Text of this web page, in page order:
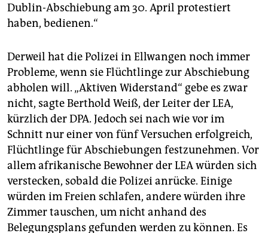
Dublin-Abschiebung am 30. April protestiert
haben, bedienen.“
Derweil hat die Polizei in Ellwangen noch immer
Probleme, wenn sie Flüchtlinge zur Abschiebung
abholen will. „Aktiven Widerstand“ gebe es zwar
nicht, sagte Berthold Weiß, der Leiter der LEA,
kürzlich der DPA. Jedoch sei nach wie vor im
Schnitt nur einer von fünf Versuchen erfolgreich,
Flüchtlinge für Abschiebungen festzunehmen. Vor
allem afrikanische Bewohner der LEA würden sich
verstecken, sobald die Polizei anrücke. Einige
würden im Freien schlafen, andere würden ihre
Zimmer tauschen, um nicht anhand des
Belegungsplans gefunden werden zu können. Es